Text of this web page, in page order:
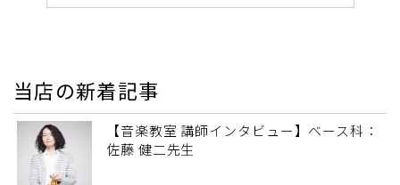
当店の新着記事
【音楽教室 講師インタビュー】ベース科：
佐藤 健二先生